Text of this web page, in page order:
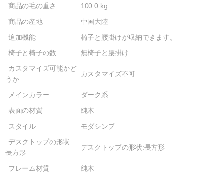
商品の毛の重さ
100.0 kg
商品の産地
中国大陸
追加機能
椅子と腰掛けが収納できます。
椅子と椅子の数
無椅子と腰掛け
カスタマイズ可能かど
うか
カスタマイズ不可
メインカラー
ダーク系
表面の材質
純木
スタイル
モダシンプ
デスクトップの形状:
長方形
デスクトップの形状:長方形
フレーム材質
純木